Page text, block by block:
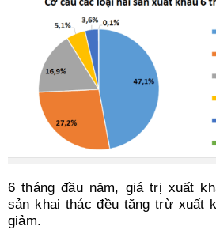
6 tháng đầu năm, giá trị xuất
sản khai thác đều tăng trừ xuất
giảm.